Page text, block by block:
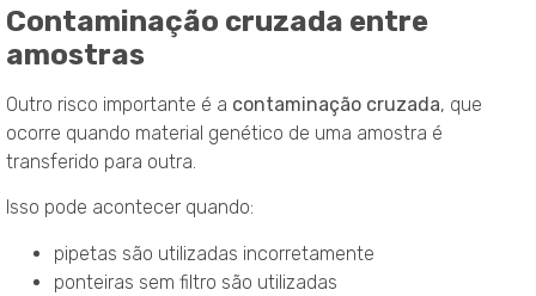
Contaminação cruzada entre
amostras
Outro risco importante é a contaminação cruzada, que
ocorre quando material genético de uma amostra é
transferido para outra.
Isso pode acontecer quando:
pipetas são utilizadas incorretamente
ponteiras sem filtro são utilizadas